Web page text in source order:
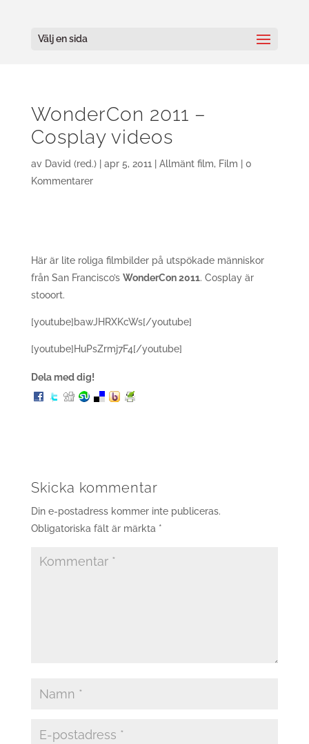
Välj en sida
WonderCon 2011 –
Cosplay videos
av David (red.)| apr 5, 2011 Allmänt film, Film
0
Kommentarer
Här är lite roliga filmbilder på utspökade människor
från San Francisco’s WonderCon 2011. Cosplay är
stooort.
[youtube]bawJHRXKcWs[/youtube]
[youtube]HuPsZrmj7F4[/youtube]
Dela med dig!
Skicka kommentar
Din e-postadress kommer inte publiceras.
Obligatoriska fält är märkta *